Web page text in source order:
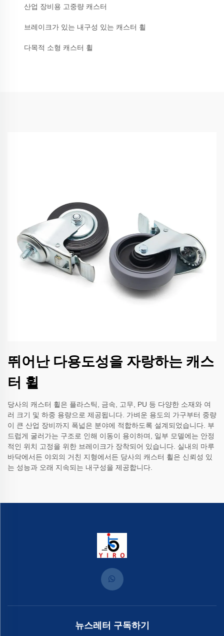
산업 장비용 고중량 캐스터
브레이크가 있는 내구성 있는 캐스터 휠
다목적 소형 캐스터 휠
뛰어난 다용도성을 자랑하는 캐스
터 휠
당사의 캐스터 휠은 플라스틱, 금속, 고무, PU 등 다양한 소재와 여
러 크기 및 하중 용량으로 제공됩니다. 가벼운 용도의 가구부터 중량
이 큰 산업 장비까지 폭넓은 분야에 적합하도록 설계되었습니다. 부
드럽게 굴러가는 구조로 인해 이동이 용이하며, 일부 모델에는 안정
적인 위치 고정을 위한 브레이크가 장착되어 있습니다. 실내의 마루
바닥에서든 야외의 거친 지형에서든 당사의 캐스터 휠은 신뢰성 있
는 성능과 오래 지속되는 내구성을 제공합니다.
뉴스레터 구독하기